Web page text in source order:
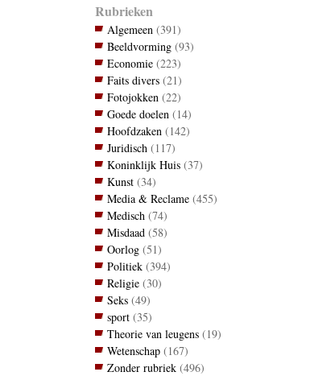
Rubrieken
Algemeen(391)
Beeldvorming(93)
Economie(223)
Faits divers(21)
Fotojokken(22)
Goede doelen(14)
Hoofdzaken(142)
Juridisch(117)
Koninklijk Huis(37)
Kunst(34)
Media & Reclame(455)
Medisch(74)
Misdaad(58)
Oorlog(51)
Politiek(394)
Religie(30)
Seks(49)
sport(35)
Theorie van leugens(19)
Wetenschap(167)
Zonder rubriek(496)